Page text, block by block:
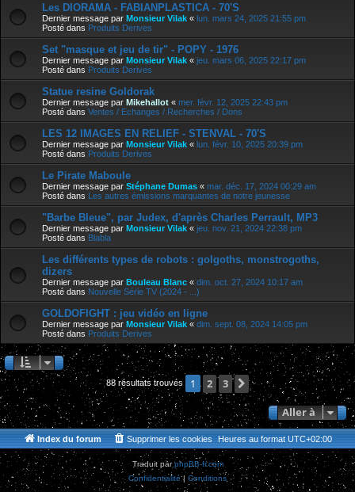
Les DIORAMA - FABIANPLASTICA - 70'S
Dernier message par Monsieur Vilak « lun. mars 24, 2025 21:55 pm
Posté dans Produits Derives
Set "masque et jeu de tir" - POPY - 1976
Dernier message par Monsieur Vilak « jeu. mars 06, 2025 22:17 pm
Posté dans Produits Derives
Statue resine Goldorak
Dernier message par Mikehallot « mer. févr. 12, 2025 22:43 pm
Posté dans Ventes / Echanges / Recherches / Dons
LES 12 IMAGES EN RELIEF - STENVAL - 70'S
Dernier message par Monsieur Vilak « lun. févr. 10, 2025 20:39 pm
Posté dans Produits Derives
Le Pirate Maboule
Dernier message par Stéphane Dumas « mar. déc. 17, 2024 00:29 am
Posté dans Les autres émissions marquantes de notre jeunesse
"Barbe Bleue", par Judex, d'après Charles Perrault, MP3
Dernier message par Monsieur Vilak « jeu. nov. 21, 2024 22:38 pm
Posté dans Blabla
Les différents types de robots : golgoths, monstrogoths,
dizers
Dernier message par Bouleau Blanc « dim. oct. 27, 2024 10:17 am
Posté dans Nouvelle Série TV (2024 - ...)
GOLDOFIGHT : jeu vidéo en ligne
Dernier message par Monsieur Vilak « dim. sept. 08, 2024 14:05 pm
Posté dans Produits Derives
88 résultats trouvés 1 2 3
Suivante
Aller à
Index du forum Heures au format UTC+02:00
Supprimer les cookies
Traduit parphpBB-fr.com
Confidentialité| Conditions